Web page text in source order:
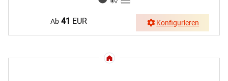
Ab 41 EUR Konfigurieren